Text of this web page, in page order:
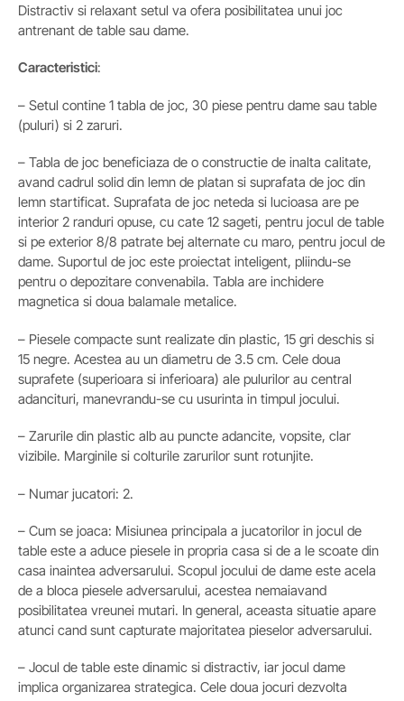
Distractiv si relaxant setul va ofera posibilitatea unui joc
antrenant de table sau dame.
Caracteristici:
– Setul contine 1 tabla de joc, 30 piese pentru dame sau table
(puluri) si 2 zaruri.
– Tabla de joc beneficiaza de o constructie de inalta calitate,
avand cadrul solid din lemn de platan si suprafata de joc din
lemn startificat. Suprafata de joc neteda si lucioasa are pe
interior 2 randuri opuse, cu cate 12 sageti, pentru jocul de table
si pe exterior 8/8 patrate bej alternate cu maro, pentru jocul de
dame. Suportul de joc este proiectat inteligent, pliindu-se
pentru o depozitare convenabila. Tabla are inchidere
magnetica si doua balamale metalice.
– Piesele compacte sunt realizate din plastic, 15 gri deschis si
15 negre. Acestea au un diametru de 3.5 cm. Cele doua
suprafete (superioara si inferioara) ale pulurilor au central
adancituri, manevrandu-se cu usurinta in timpul jocului.
– Zarurile din plastic alb au puncte adancite, vopsite, clar
vizibile. Marginile si colturile zarurilor sunt rotunjite.
– Numar jucatori: 2.
– Cum se joaca: Misiunea principala a jucatorilor in jocul de
table este a aduce piesele in propria casa si de a le scoate din
casa inaintea adversarului. Scopul jocului de dame este acela
de a bloca piesele adversarului, acestea nemaiavand
posibilitatea vreunei mutari. In general, aceasta situatie apare
atunci cand sunt capturate majoritatea pieselor adversarului.
– Jocul de table este dinamic si distractiv, iar jocul dame
implica organizarea strategica. Cele doua jocuri dezvolta